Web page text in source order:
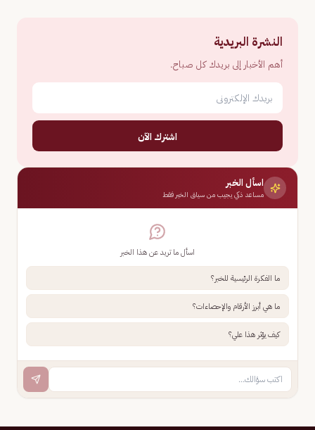
النشرة البريدية
أهم الأخبار إلى بريدك كل صباح.
اشترك الآن
اسأل الخبر
مساعد ذكي يجيب من سياق الخبر فقط
اسأل ما تريد عن هذا الخبر
ما الفكرة الرئيسية للخبر؟
ما هي أبرز الأرقام والإحصاءات؟
كيف يؤثر هذا علي؟